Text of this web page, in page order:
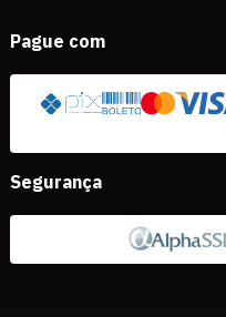
Pague com
Segurança